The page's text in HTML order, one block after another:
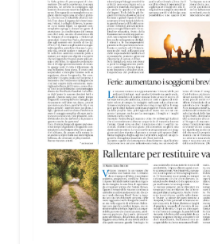
rafforza la vocazione al
Cristiano Pani.
Il programma dedica spazio
pace e della cooperazione nel
pomeriggio, alla Mediateca
(MEM), l’incontro con
Giuseppe Baturi ha
nella costruzione di ponti tra
un confronto inserito nel
della Pace e del
promuove il dialogo e la